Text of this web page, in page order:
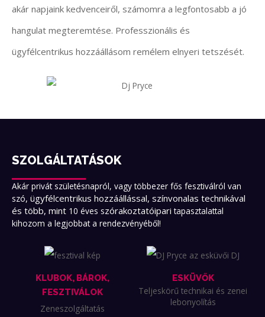
akár napjaink kedvenceiről, számomra a legfontosabb a jó
hangulat megteremtése. Professzionális és
ügyfélcentrikus hozzáállásom remélem elnyeri tetszését.
SZOLGÁLTATÁSOK
Akár privát születésnapról, vagy többezer fős fesztiválról van
szó, ügyfélcentrikus hozzáállással, színvonalas technikával
és több, mint 10 éves szórakoztatóiparitapasztalattal
kihozom a legjobbat a rendezvényéből!
KLUBOK, BÁROK,
FESZTIVÁLOK
Zeneszolgáltatás
ESKÜVŐK
Teljeskörű technikai és zenei
lebonyolítás